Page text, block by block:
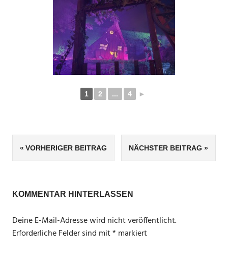
1 2 ... 4 ►
Beitragsnavigation
VORHERIGER BEITRAG NÄCHSTER BEITRAG
KOMMENTAR HINTERLASSEN
Deine E-Mail-Adresse wird nicht veröffentlicht.
Erforderliche Felder sind mit* markiert